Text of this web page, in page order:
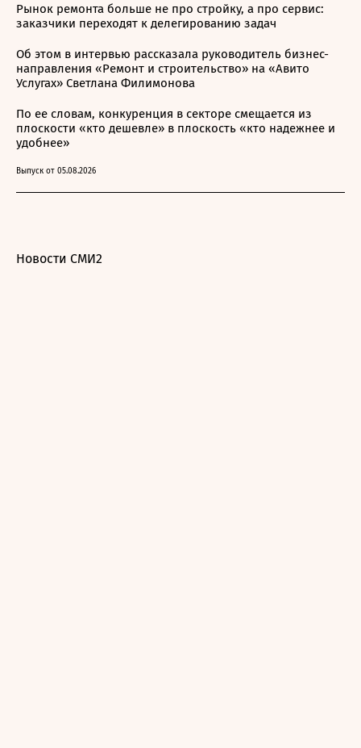
Рынок ремонта больше не про стройку, а про сервис:
заказчики переходят к делегированию задач
Об этом в интервью рассказала руководитель бизнес-
направления «Ремонт и строительство» на «Авито
Услугах» Светлана Филимонова
По ее словам, конкуренция в секторе смещается из
плоскости «кто дешевле» в плоскость «кто надежнее и
удобнее»
Выпуск от 05.08.2026
Новости СМИ2